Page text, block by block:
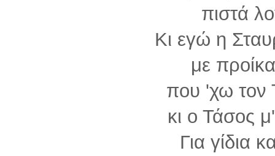
πιστά
Κι εγώ η
με
που 'χω τον
κι ο Τάσος
Για γίδια